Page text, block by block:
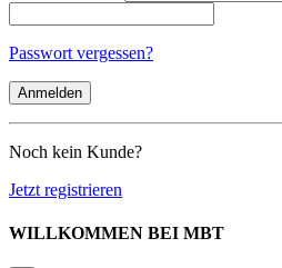
Passwort vergessen?
Noch kein Kunde?
Jetzt registrieren
WILLKOMMEN BEI MBT